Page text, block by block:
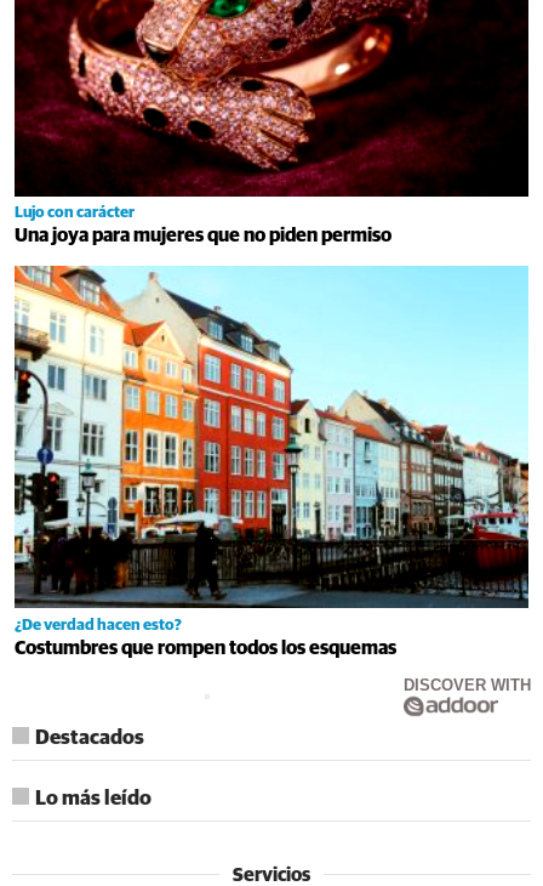
Lujo con carácter
Una joya para mujeres que no piden permiso
¿De verdad hacen esto?
Costumbres que rompen todos los esquemas
DISCOVER WITH
Destacados
Lo más leído
Servicios